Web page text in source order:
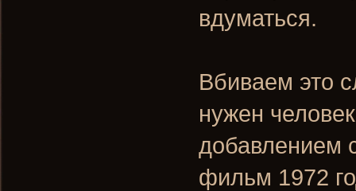
вдуматься.
Вбиваем это
нужен
добавлением
фильм 1972